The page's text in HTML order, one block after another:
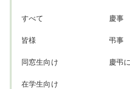
すべて
皆様
同窓生向け
在学生向け
慶事
弔事
慶弔